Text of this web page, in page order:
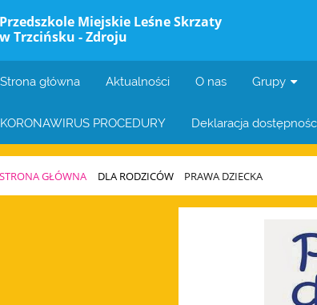
Przedszkole Miejskie Leśne Skrzaty
w Trzcińsku - Zdroju
Strona główna Aktualności O nas Grupy
KORONAWIRUS PROCEDURY Deklaracja
STRONA GŁÓWNA DLA RODZICÓW PRAWA DZIECKA